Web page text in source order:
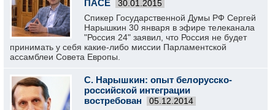
ПАСЕ 30.01.2015
Спикер Государственной Думы РФ Сергей
Нарышкин 30 января в эфире телеканала
"Россия 24" заявил, что Россия не будет
принимать у себя какие-либо миссии Парламентской
ассамблеи Совета Европы.
С. Нарышкин: опыт белорусско-
российской интеграции
востребован
05.12.2014